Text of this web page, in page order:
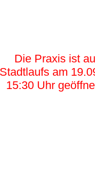
ist
am
15:30 Uhr